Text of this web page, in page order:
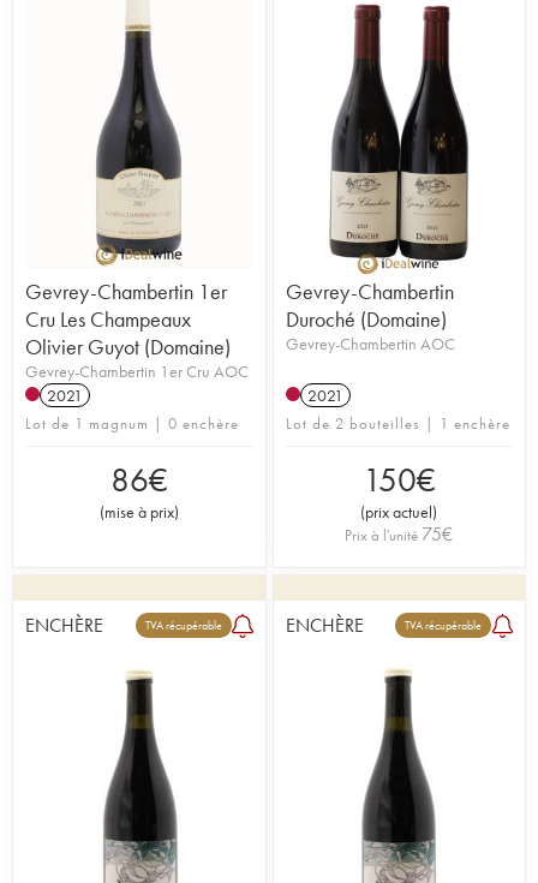
Gevrey-Chambertin 1er
Cru Les Champeaux
Olivier Guyot (Domaine)
Gevrey-Chambertin 1er Cru AOC
2021
Lot de 1 magnum | 0 enchère
86€
(mise à prix)
Gevrey-Chambertin
Duroché (Domaine)
Gevrey-Chambertin AOC
2021
Lot de 2 bouteilles | 1 enchère
150€
(prix actuel)
Prix à l'unité 75€
ENCHÈRE TVA récupérable ENCHÈRE TVA récupérable